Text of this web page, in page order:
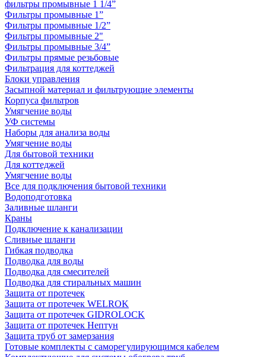
фильтры промывные 1 1/4”
Фильтры промывные 1”
Фильтры промывные 1/2”
Фильтры промывные 2"
Фильтры промывные 3/4”
Фильтры прямые резьбовые
Фильтрация для коттеджей
Блоки управления
Засыпной материал и фильтрующие элементы
Корпуса фильтров
Умягчение воды
УФ системы
Наборы для анализа воды
Умягчение воды
Для бытовой техники
Для коттеджей
Умягчение воды
Все для подключения бытовой техники
Водоподготовка
Заливные шланги
Краны
Подключение к канализации
Сливные шланги
Гибкая подводка
Подводка для воды
Подводка для смесителей
Подводка для стиральных машин
Защита от протечек
Защита от протечек WELROK
Защита от протечек GIDROLOCK
Защита от протечек Нептун
Защита труб от замерзания
Готовые комплекты с саморегулирующимся кабелем